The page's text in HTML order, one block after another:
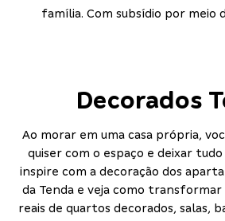
família. Com subsídio por meio
Decorados
Ao morar em uma casa própria,
quiser com o espaço e deixar tudo
inspire com a decoração dos
da Tenda e veja como transformar
reais de quartos decorados, salas,